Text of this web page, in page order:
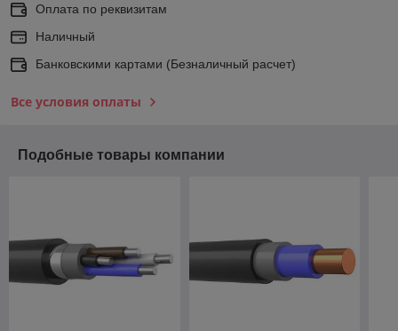
Оплата по реквизитам
Наличный
Банковскими картами (Безналичный расчет)
Все условия оплаты
Подобные товары компании